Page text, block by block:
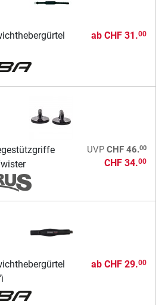
ab CHF 31.00
UVP CHF 46.00
CHF 34.00
ab CHF 29.00